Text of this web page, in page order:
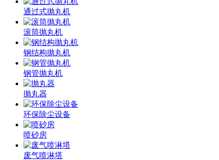
通过式抛丸机
滚筒抛丸机
钢结构抛丸机
钢管抛丸机
抛丸器
环保除尘设备
喷砂房
废气喷淋塔